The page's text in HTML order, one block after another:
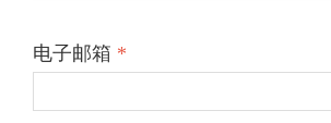
电子邮箱 *